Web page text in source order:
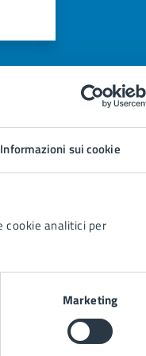
Informazioni sui cookie
cookie analitici per
Marketing